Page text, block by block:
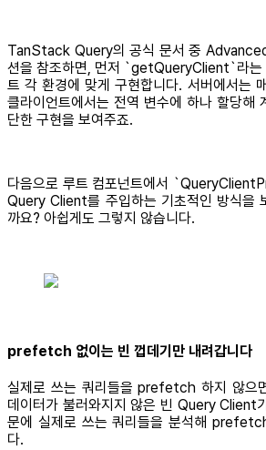
TanStack Query의 공식 문서 중
션을 참조하면, 먼저 `getQueryClient`라는
트 각 환경에 맞게 구현합니다. 서버에서는
클라이언트에서는 전역 변수에 하나 할당해
단한 구현을 보여주죠.
다음으로 루트 컴포넌트에서
Query Client를 주입하는 기초적인 방식을
까요? 아쉽게도 그렇지 않습니다.
prefetch 없이는 빈 껍데기만 내려갑니다
실제로 쓰는 쿼리들을 prefetch 하지 않으
데이터가 불러와지지 않은 빈 Query Client
문에 실제로 쓰는 쿼리들을 분석해
다.